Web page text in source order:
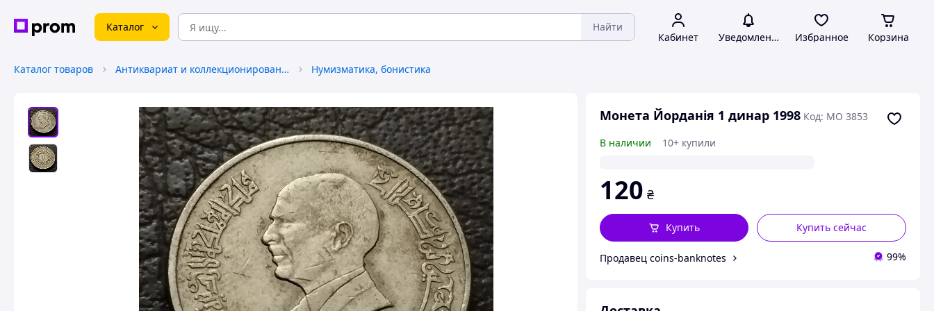
Каталог Найти
Кабинет Уведомления Избранное Корзина
Каталог товаров Антиквариат и коллекционирование Нумизматика, бонистика
Монета Йорданія 1 динар 1998 Код: МО 3853
В наличии
10+ купили
120 ₴
Купить сейчас
Купить
Продавец coins-banknotes 99%